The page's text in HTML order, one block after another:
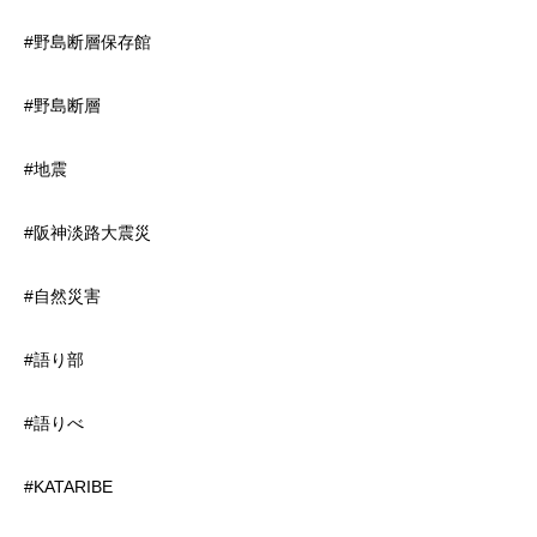
#野島断層保存館
#野島断層
#地震
#阪神淡路大震災
#自然災害
#語り部
#語りべ
#KATARIBE